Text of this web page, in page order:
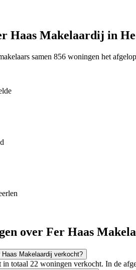
Haas Makelaardij in
samen 856 woningen het
over Fer Haas
Makelaardij verkocht?
in totaal 22 woningen verkocht. In de